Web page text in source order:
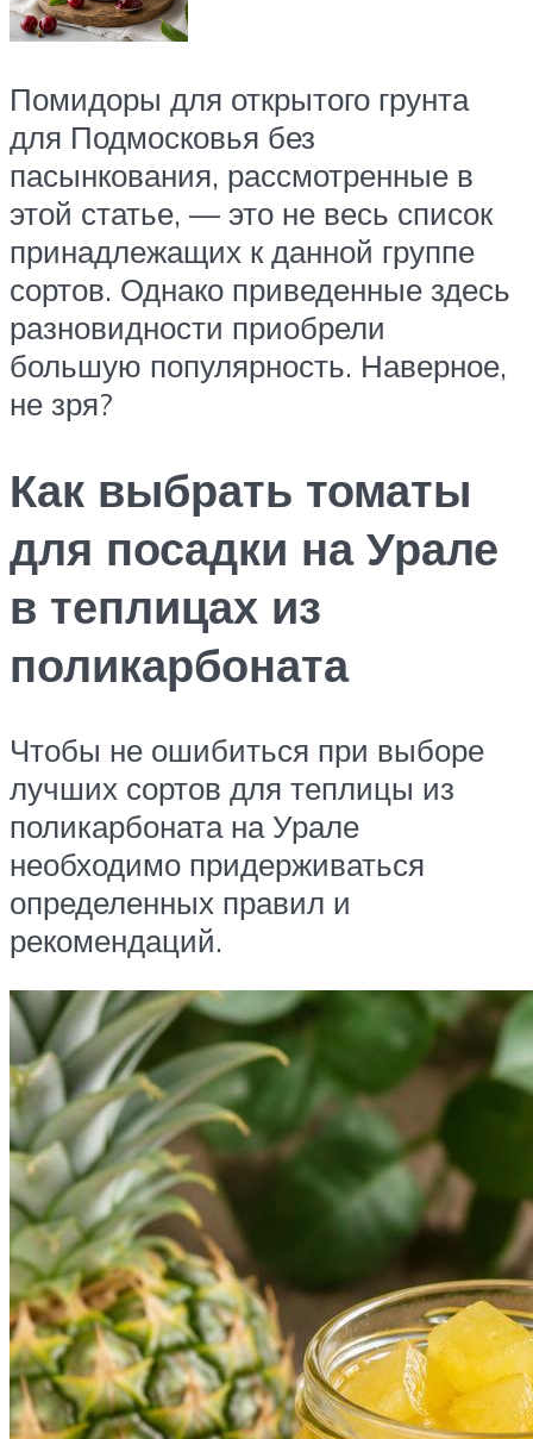
Помидоры для открытого грунта
для Подмосковья без
пасынкования, рассмотренные в
этой статье, — это не весь список
принадлежащих к данной группе
сортов. Однако приведенные здесь
разновидности приобрели
большую популярность. Наверное,
не зря?
Как выбрать томаты
для посадки на Урале
в теплицах из
поликарбоната
Чтобы не ошибиться при выборе
лучших сортов для теплицы из
поликарбоната на Урале
необходимо придерживаться
определенных правил и
рекомендаций.